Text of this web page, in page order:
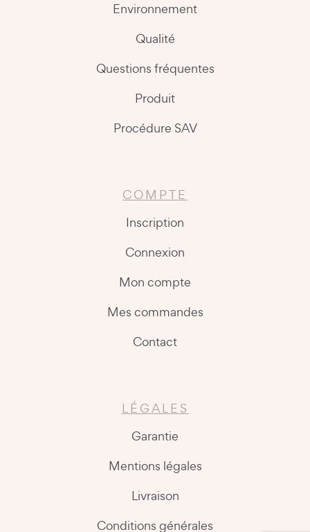
Environnement
Qualité
Questions fréquentes
Produit
Procédure SAV
COMPTE
Inscription
Connexion
Mon compte
Mes commandes
Contact
LÉGALES
Garantie
Mentions légales
Livraison
Conditions générales